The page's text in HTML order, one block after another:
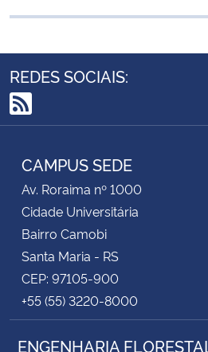
Secretaria de Governo
Gabinete de Segurança Institucional
Advocacia-Geral da União
Planalto
REDES SOCIAIS:
RSS
CAMPUS SEDE
Av. Roraima nº 1000
Cidade Universitária
Bairro Camobi
Santa Maria - RS
CEP: 97105-900
+55 (55) 3220-8000
ENGENHARIA FLORESTAL